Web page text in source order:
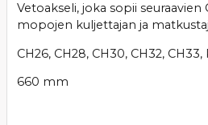
Vetoakseli, joka sopii
mopojen kuljettajan ja
CH26, CH28, CH30, CH32,
660 mm